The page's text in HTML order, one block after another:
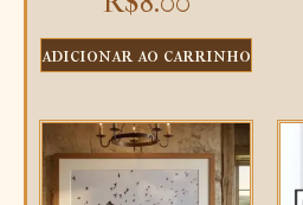
adicionar ao carrinho